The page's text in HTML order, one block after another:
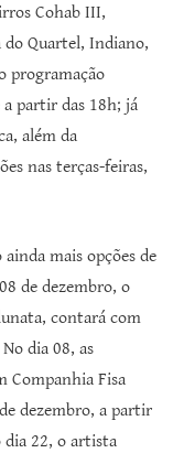
Cohab III,
do Quartel, Indiano,
programação
a partir das 18h; já
além da
nas terças-feiras,
mais opções de
de dezembro, o
contará com
dia 08, as
Companhia Fisa
dezembro, a partir
dia 22, o artista